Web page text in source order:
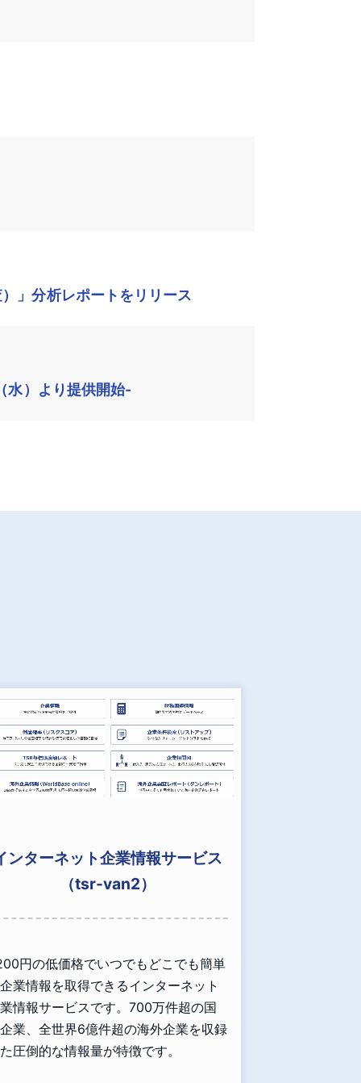
」分析レポートをリリース
水）より提供開始-
ンターネット企業情報サービス
（tsr-van2）
円の低価格でいつでもどこでも簡単
業情報を取得できるインターネット
情報サービスです。700万件超の国
業、全世界6億件超の海外企業を収録
圧倒的な情報量が特徴です。